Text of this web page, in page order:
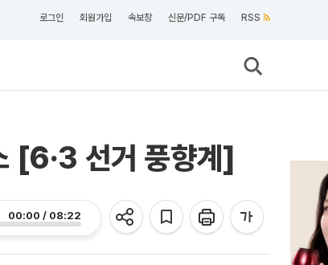
로그인 회원가입 속보창 신문/PDF 구독 RSS
[6·3 선거 풍향계]
00:00 / 08:22